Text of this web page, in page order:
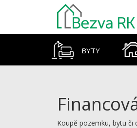
BYTY
Koupě pozemku, bytu